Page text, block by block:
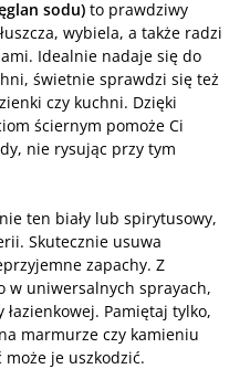
sodu) to prawdziwy
wybiela, a także radzi
Idealnie nadaje się do
świetnie sprawdzi się też
czy kuchni. Dzięki
ściernym pomoże Ci
nie rysując przy tym
ten biały lub spirytusowy,
Skutecznie usuwa
zapachy. Z
w uniwersalnych sprayach,
Pamiętaj tylko,
marmurze czy kamieniu
je uszkodzić.